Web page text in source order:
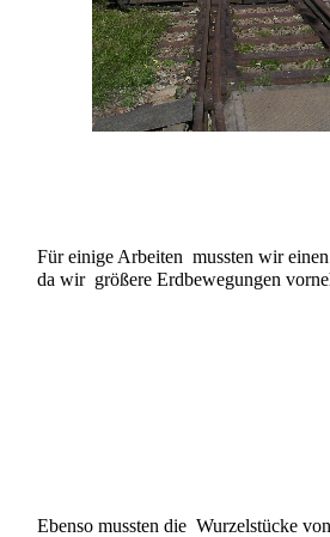
Für einige Arbeiten mussten wir
da wir größere Erdbewegungen
Ebenso mussten die Wurzelstücke